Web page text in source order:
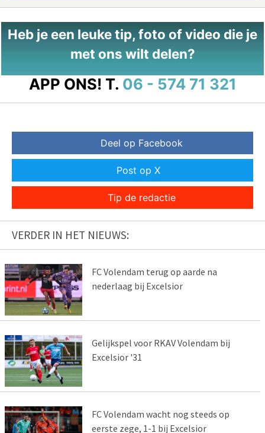
Heb je een leuke tip, foto of video die je
met ons wilt delen?
APP ONS! T. 06 - 574 71 321
Deel op Facebook
Post op X
Tip de redactie
VERDER IN HET NIEUWS:
FC Volendam terug op aarde na
nederlaag bij Excelsior
Gelijkspel voor RKAV Volendam bij
Excelsior '31
FC Volendam wacht nog steeds op
eerste zege, 1-1 bij Excelsior